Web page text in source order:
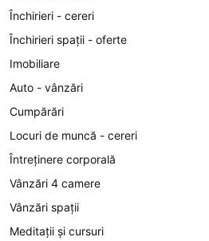
Închirieri - cereri
Închirieri spații - oferte
Imobiliare
Auto - vânzări
Cumpărări
Locuri de muncă - cereri
Întreținere corporală
Vânzări 4 camere
Vânzări spații
Meditații și cursuri